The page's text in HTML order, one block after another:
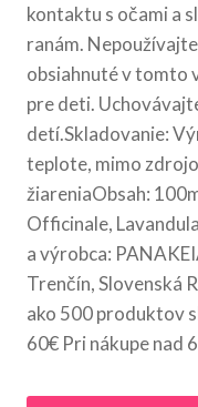
kontaktu s očami a
ranám.
obsiahnuté v tomto
pre deti.
detí.Skladovanie:
teplote, mimo
žiareniaObsah:
Officinale,
a výrobca:
Trenčín, Slovenská
ako 500 produktov
60€ Pri nákupe nad